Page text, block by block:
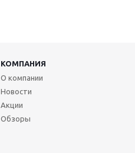
КОМПАНИЯ
О компании
Новости
Акции
Обзоры